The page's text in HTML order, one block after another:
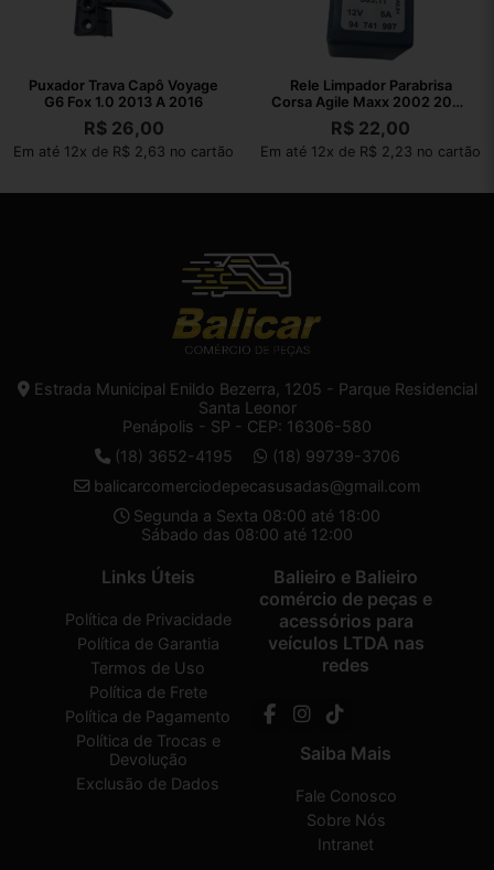
Puxador Trava Capô Voyage
G6 Fox 1.0 2013 A 2016
R$26,00
Em até 12x de R$ 2,63 no cartão
Rele Limpador Parabrisa
Corsa Agile Maxx 2002 2003
A 2010
R$ 22,00
Em até 12x de R$ 2,23 no cartão
Estrada Municipal Enildo Bezerra, 1205 - Parque Residencial
Santa Leonor
Penápolis - SP - CEP: 16306-580
(18) 3652-4195
(18) 99739-3706
balicarcomerciodepecasusadas@gmail.com
Segunda a Sexta 08:00 até 18:00
Sábado das 08:00 até 12:00
Links Úteis
Política de Privacidade
Política de Garantia
Termos de Uso
Política de Frete
Política de Pagamento
Política de Trocas e
Devolução
Exclusão de Dados
Balieiro e Balieiro
comércio de peças e
acessórios para
veículos LTDA nas
redes
Saiba Mais
Fale Conosco
Sobre Nós
Intranet